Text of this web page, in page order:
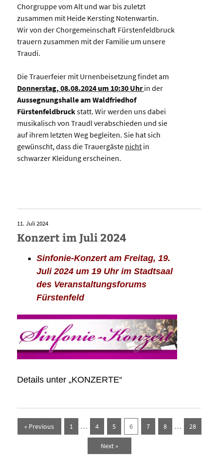
Chorgruppe vom Alt und war bis zuletzt
zusammen mit Heide Kersting Notenwartin.
Wir von der Chorgemeinschaft Fürstenfeldbruck
trauern zusammen mit der Familie um unsere
Traudi.
Die Trauerfeier mit Urnenbeisetzung findet am
Donnerstag, 08.08.2024 um 10:30 Uhr in der
Aussegnungshalle am Waldfriedhof
Fürstenfeldbruckstatt. Wir werden uns dabei
musikalisch von Traudl verabschieden und sie
auf ihrem letzten Weg begleiten. Sie hat sich
gewünscht, dass die Trauergäste nicht in
schwarzer Kleidung erscheinen.
11. Juli 2024
Konzert im Juli 2024
Sinfonie-Konzert am Freitag, 19.
Juli 2024 um 19 Uhr im Stadtsaal
des Veranstaltungsforums
Fürstenfeld
Details unter „KONZERTE“
« Previous 1 … 4 5 6 7 8 … 28
Next »